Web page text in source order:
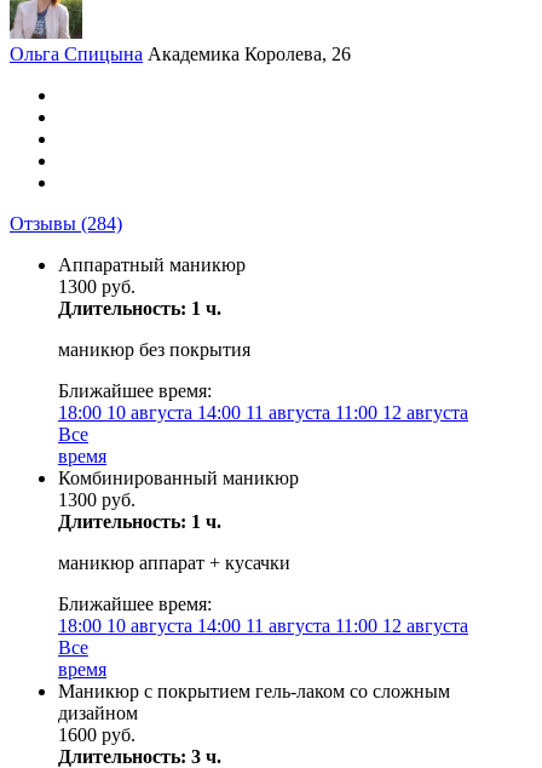
Ольга Спицына Академика Королева, 26
Отзывы (284)
Аппаратный маникюр
1300 руб.
Длительность: 1 ч.
маникюр без покрытия
Ближайшее время:
18:00 10 августа 14:00 11 августа 11:00 12 августа
Все
время
Комбинированный маникюр
1300 руб.
Длительность: 1 ч.
маникюр аппарат + кусачки
Ближайшее время:
18:00 10 августа 14:00 11 августа 11:00 12 августа
Все
время
Маникюр с покрытием гель-лаком со сложным
дизайном
1600 руб.
Длительность: 3 ч.